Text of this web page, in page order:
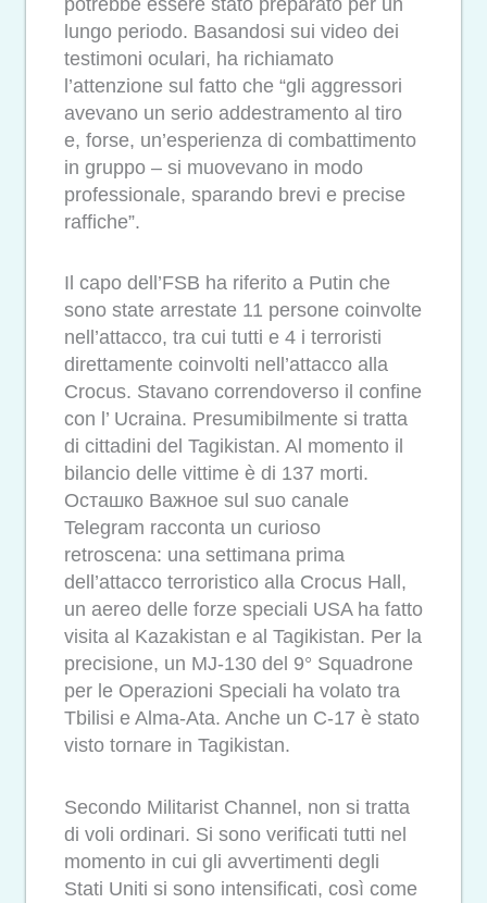
lungo periodo. Basandosi sui video dei
testimoni oculari, ha richiamato
l’attenzione sul fatto che “gli aggressori
avevano un serio addestramento al tiro
e, forse, un’esperienza di combattimento
in gruppo – si muovevano in modo
professionale, sparando brevi e precise
raffiche”.
Il capo dell’FSB ha riferito a Putin che
sono state arrestate 11 persone coinvolte
nell’attacco, tra cui tutti e 4 i terroristi
direttamente coinvolti nell’attacco alla
Crocus. Stavano correndoverso il confine
con l’ Ucraina. Presumibilmente si tratta
di cittadini del Tagikistan. Al momento il
bilancio delle vittime è di 137 morti.
Осташко Важное sul suo canale
Telegram racconta un curioso
retroscena: una settimana prima
dell’attacco terroristico alla Crocus Hall,
un aereo delle forze speciali USA ha fatto
visita al Kazakistan e al Tagikistan. Per la
precisione, un MJ-130 del 9° Squadrone
per le Operazioni Speciali ha volato tra
Tbilisi e Alma-Ata. Anche un C-17 è stato
visto tornare in Tagikistan.
Secondo Militarist Channel, non si tratta
di voli ordinari. Si sono verificati tutti nel
momento in cui gli avvertimenti degli
Stati Uniti si sono intensificati, così come